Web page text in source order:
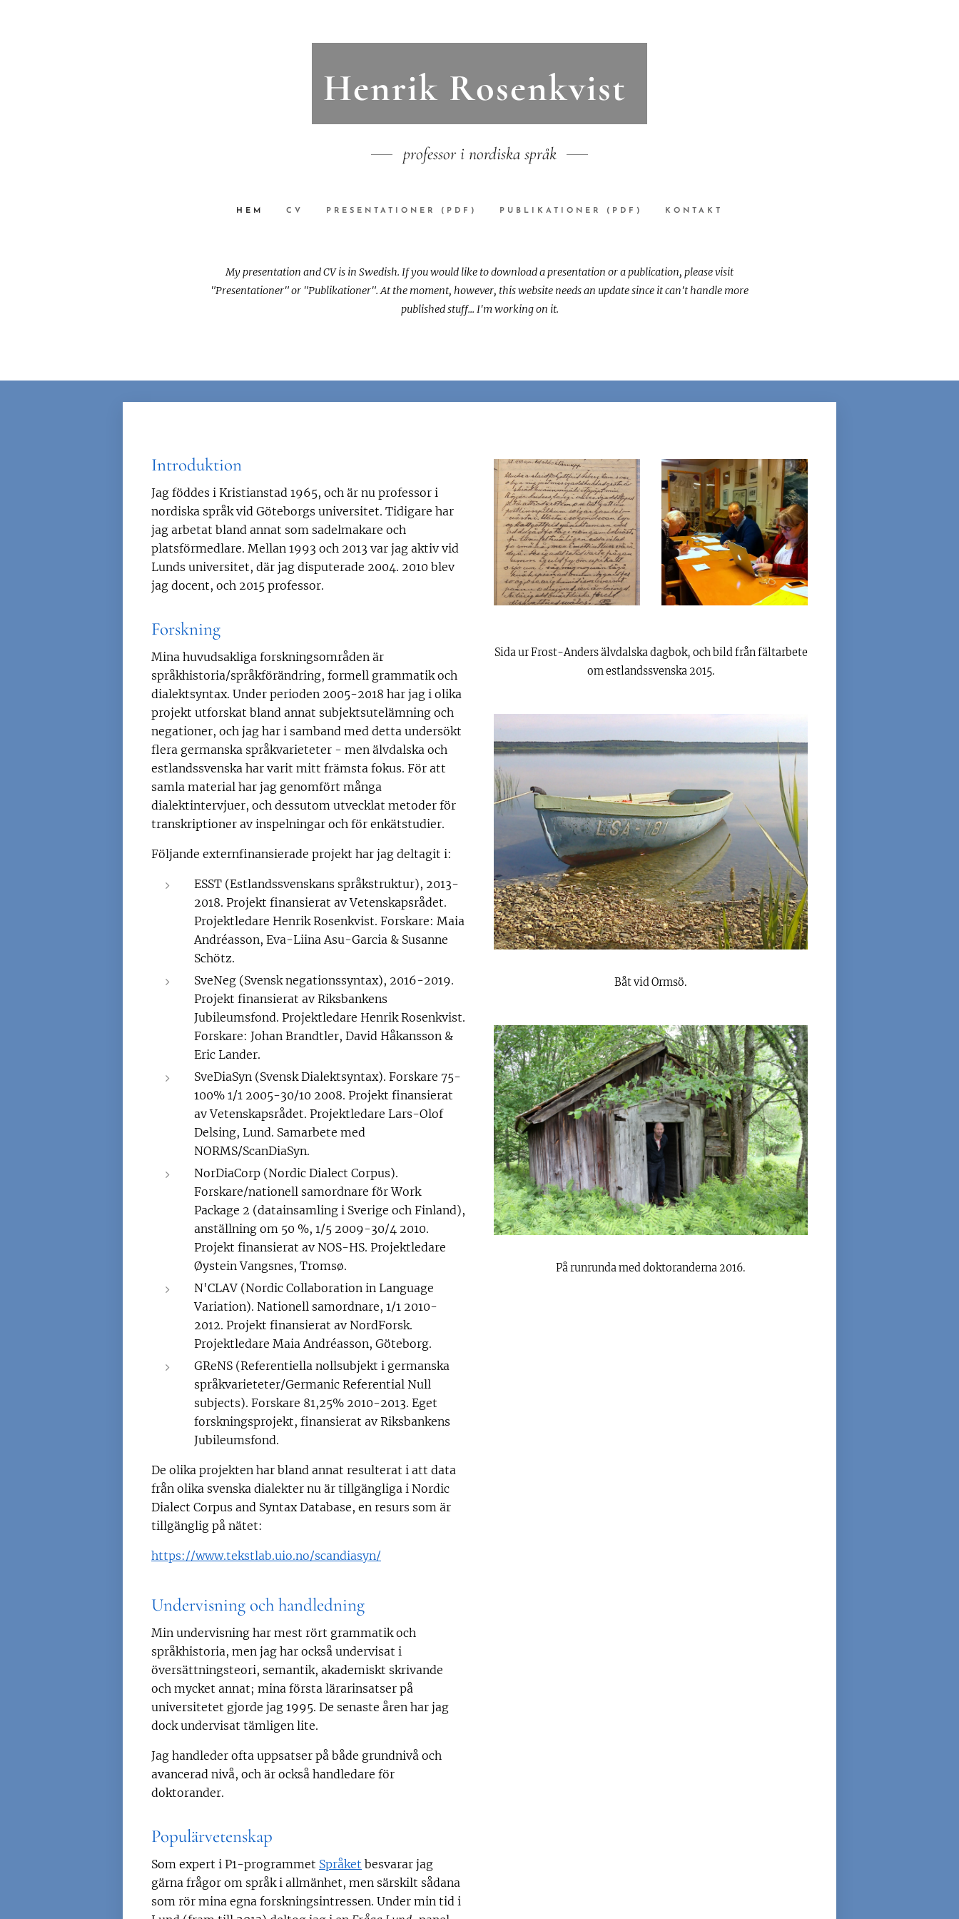
Henrik Rosenkvist
professor i nordiska språk
HEM CV PRESENTATIONER (PDF) PUBLIKATIONER (PDF) KONTAKT
My presentation and CV is in Swedish. If you would like to download a presentation or a publication, please visit
"Presentationer" or "Publikationer". At the moment, however, this website needs an update since it can't handle more
published stuff... I'm working on it.
Introduktion
Jag föddes i Kristianstad 1965, och är nu professor i
nordiska språk vid Göteborgs universitet. Tidigare har
jag arbetat bland annat som sadelmakare och
platsförmedlare. Mellan 1993 och 2013 var jag aktiv vid
Lunds universitet, där jag disputerade 2004. 2010 blev
jag docent, och 2015 professor.
Forskning
Mina huvudsakliga forskningsområden är
språkhistoria/språkförändring, formell grammatik och
dialektsyntax. Under perioden 2005-2018 har jag i olika
projekt utforskat bland annat subjektsutelämning och
negationer, och jag har i samband med detta undersökt
flera germanska språkvarieteter - men älvdalska och
estlandssvenska har varit mitt främsta fokus. För att
samla material har jag genomfört många
dialektintervjuer, och dessutom utvecklat metoder för
transkriptioner av inspelningar och för enkätstudier.
Följande externfinansierade projekt har jag deltagit i:
ESST (Estlandssvenskans språkstruktur), 2013-
2018. Projekt finansierat av Vetenskapsrådet.
Projektledare Henrik Rosenkvist. Forskare: Maia
Andréasson, Eva-Liina Asu-Garcia & Susanne
Schötz.
SveNeg (Svensk negationssyntax), 2016-2019.
Projekt finansierat av Riksbankens
Jubileumsfond. Projektledare Henrik Rosenkvist.
Forskare: Johan Brandtler, David Håkansson &
Eric Lander.
SveDiaSyn (Svensk Dialektsyntax). Forskare 75-
100% 1/1 2005-30/10 2008. Projekt finansierat
av Vetenskapsrådet. Projektledare Lars-Olof
Delsing, Lund. Samarbete med
NORMS/ScanDiaSyn.
NorDiaCorp (Nordic Dialect Corpus).
Forskare/nationell samordnare för Work
Package 2 (datainsamling i Sverige och Finland),
anställning om 50 %, 1/5 2009-30/4 2010.
Projekt finansierat av NOS-HS. Projektledare
Øystein Vangsnes, Tromsø.
N'CLAV (Nordic Collaboration in Language
Variation). Nationell samordnare, 1/1 2010-
2012. Projekt finansierat av NordForsk.
Projektledare Maia Andréasson, Göteborg.
GReNS (Referentiella nollsubjekt i germanska
språkvarieteter/Germanic Referential Null
subjects). Forskare 81,25% 2010-2013. Eget
forskningsprojekt, finansierat av Riksbankens
Jubileumsfond.
De olika projekten har bland annat resulterat i att data
från olika svenska dialekter nu är tillgängliga i Nordic
Dialect Corpus and Syntax Database, en resurs som är
tillgänglig på nätet:
https://www.tekstlab.uio.no/scandiasyn/
Undervisning och handledning
Min undervisning har mest rört grammatik och
språkhistoria, men jag har också undervisat i
översättningsteori, semantik, akademiskt skrivande
och mycket annat; mina första lärarinsatser på
universitetet gjorde jag 1995. De senaste åren har jag
dock undervisat tämligen lite.
Jag handleder ofta uppsatser på både grundnivå och
avancerad nivå, och är också handledare för
doktorander.
Populärvetenskap
Som expert i P1-programmet Språket besvarar jag
gärna frågor om språk i allmänhet, men särskilt sådana
som rör mina egna forskningsintressen. Under min tid i
Sida ur Frost-Anders älvdalska dagbok, och bild från fältarbete
om estlandssvenska 2015.
Båt vid Ormsö.
På runrunda med doktoranderna 2016.